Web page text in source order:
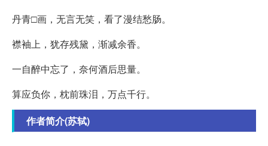
丹青□画，无言无笑，看了漫结愁肠。
襟袖上，犹存残黛，渐减余香。
一自醉中忘了，奈何酒后思量。
算应负你，枕前珠泪，万点千行。
作者简介(苏轼)